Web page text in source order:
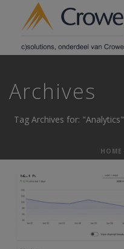
Archives
Tag Archives for: "Analytics"
HOME